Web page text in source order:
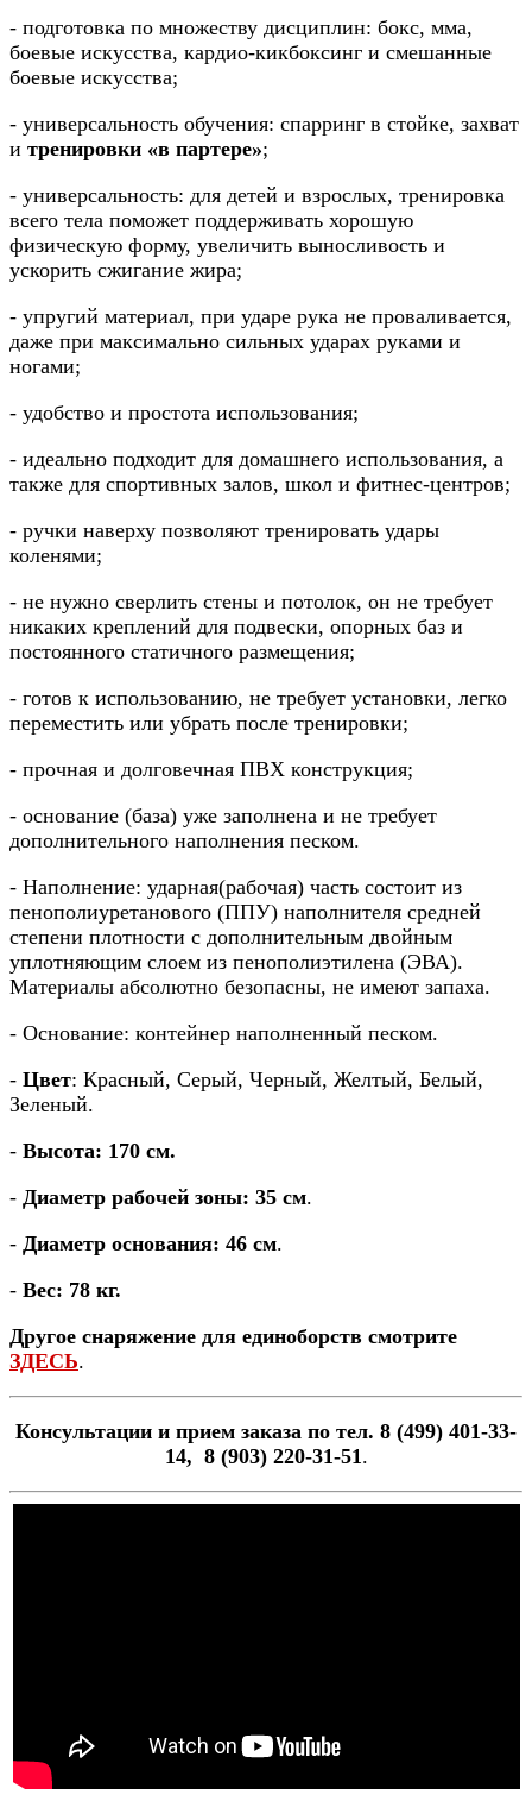
- подготовка по множеству дисциплин: бокс, мма,
боевые искусства, кардио-кикбоксинг и смешанные
боевые искусства;
- универсальность обучения: спарринг в стойке, захват
и тренировки «в партере»;
- универсальность: для детей и взрослых, тренировка
всего тела поможет поддерживать хорошую
физическую форму, увеличить выносливость и
ускорить сжигание жира;
- упругий материал, при ударе рука не проваливается,
даже при максимально сильных ударах руками и
ногами;
- удобство и простота использования;
- идеально подходит для домашнего использования, а
также для спортивных залов, школ и фитнес-центров;
- ручки наверху позволяют тренировать удары
коленями;
- не нужно сверлить стены и потолок, он не требует
никаких креплений для подвески, опорных баз и
постоянного статичного размещения;
- готов к использованию, не требует установки, легко
переместить или убрать после тренировки;
- прочная и долговечная ПВХ конструкция;
- основание (база) уже заполнена и не требует
дополнительного наполнения песком.
- Наполнение: ударная(рабочая) часть состоит из
пенополиуретанового (ППУ) наполнителя средней
степени плотности с дополнительным двойным
уплотняющим слоем из пенополиэтилена (ЭВА).
Материалы абсолютно безопасны, не имеют запаха.
- Основание: контейнер наполненный песком.
- Цвет: Красный, Серый, Черный, Желтый, Белый,
Зеленый.
- Высота: 170 см.
- Диаметр рабочей зоны: 35 см.
- Диаметр основания: 46 см.
- Вес: 78 кг.
Другое снаряжение для единоборств смотрите
ЗДЕСЬ.
Консультации и прием заказа по тел. 8 (499) 401-33-
14, 8 (903) 220-31-51 .